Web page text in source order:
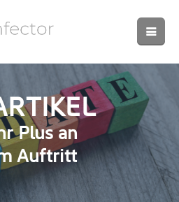
Plus an
Auftritt